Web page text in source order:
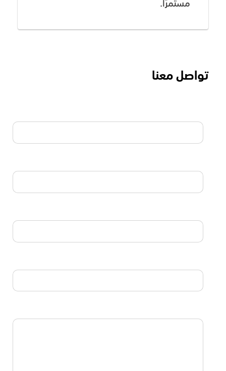
مستمرًا.
تواصل معنا